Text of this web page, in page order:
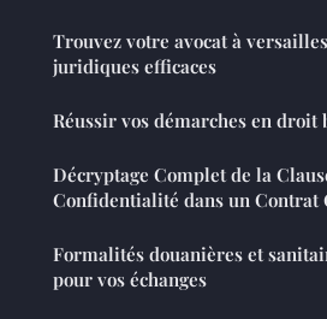
Trouvez votre avocat à
juridiques efficaces
Réussir vos démarches en droit
Décryptage Complet de la
Confidentialité dans un Contrat
Formalités douanières et
pour vos échanges